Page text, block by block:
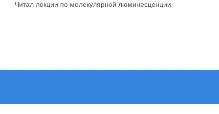
Читал лекции по молекулярной люминесценции.